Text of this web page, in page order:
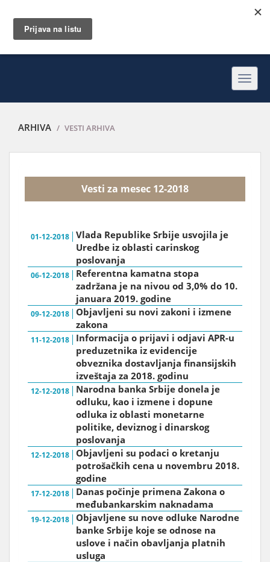
ARHIVA VESTI ARHIVA
Vesti za mesec 12-2018
01-12-2018
Vlada Republike Srbije usvojila je
Uredbe iz oblasti carinskog
poslovanja
06-12-2018
Referentna kamatna stopa
zadržana je na nivou od 3,0% do 10.
januara 2019. godine
09-12-2018
Objavljeni su novi zakoni i izmene
zakona
11-12-2018
Informacija o prijavi i odjavi APR-u
preduzetnika iz evidencije
obveznika dostavljanja finansijskih
izveštaja za 2018. godinu
12-12-2018
Narodna banka Srbije donela je
odluku, kao i izmene i dopune
odluka iz oblasti monetarne
politike, deviznog i dinarskog
poslovanja
12-12-2018
Objavljeni su podaci o kretanju
potrošačkih cena u novembru 2018.
godine
17-12-2018
Danas počinje primena Zakona o
međubankarskim naknadama
19-12-2018
Objavljene su nove odluke Narodne
banke Srbije koje se odnose na
uslove i način obavljanja platnih
usluga